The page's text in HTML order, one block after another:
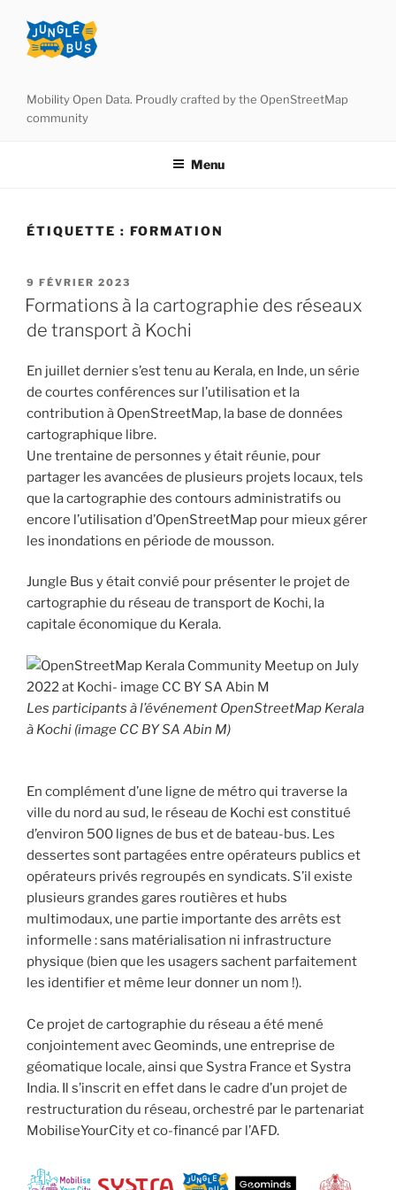
contenu
Mobility Open Data. Proudly crafted by the OpenStreetMap
community
Menu
ÉTIQUETTE : FORMATION
PUBLIÉ
LE
9 FÉVRIER 2023
Formations à la cartographie des réseaux
de transport à Kochi
En juillet dernier s’est tenu au Kerala, en Inde, un série
de courtes conférences sur l’utilisation et la
contribution à OpenStreetMap, la base de données
cartographique libre.
Une trentaine de personnes y était réunie, pour
partager les avancées de plusieurs projets locaux, tels
que la cartographie des contours administratifs ou
encore l’utilisation d’OpenStreetMap pour mieux gérer
les inondations en période de mousson.
Jungle Bus y était convié pour présenter le projet de
cartographie du réseau de transport de Kochi, la
capitale économique du Kerala.
Les participants à l’événement OpenStreetMap Kerala
à Kochi (image CC BY SA Abin M)
En complément d’une ligne de métro qui traverse la
ville du nord au sud, le réseau de Kochi est constitué
d’environ 500 lignes de bus et de bateau-bus. Les
dessertes sont partagées entre opérateurs publics et
opérateurs privés regroupés en syndicats. S’il existe
plusieurs grandes gares routières et hubs
multimodaux, une partie importante des arrêts est
informelle : sans matérialisation ni infrastructure
physique (bien que les usagers sachent parfaitement
les identifier et même leur donner un nom !).
Ce projet de cartographie du réseau a été mené
conjointement avec Geominds, une entreprise de
géomatique locale, ainsi que Systra France et Systra
India. Il s’inscrit en effet dans le cadre d’un projet de
restructuration du réseau, orchestré par le partenariat
MobiliseYourCity et co-financé par l’AFD.